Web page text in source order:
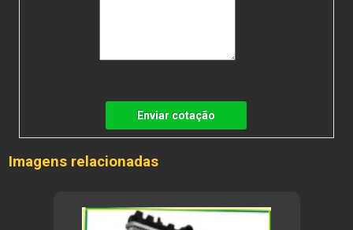
Enviar cotação
Imagens relacionadas